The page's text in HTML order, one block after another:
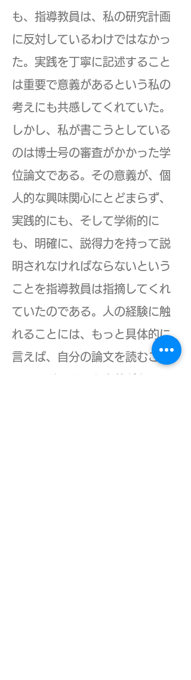
も、指導教員は、私の研究計画
に反対しているわけではなかっ
た。実践を丁寧に記述すること
は重要で意義があるという私の
考えにも共感してくれていた。
しかし、私が書こうとしている
のは博士号の審査がかかった学
位論文である。その意義が、個
人的な興味関心にとどまらず、
実践的にも、そして学術的に
も、明確に、説得力を持って説
明されなければならないという
ことを指導教員は指摘してくれ
ていたのである。人の経験に触
れることには、もっと具体的に
言えば、自分の論文を読むこと